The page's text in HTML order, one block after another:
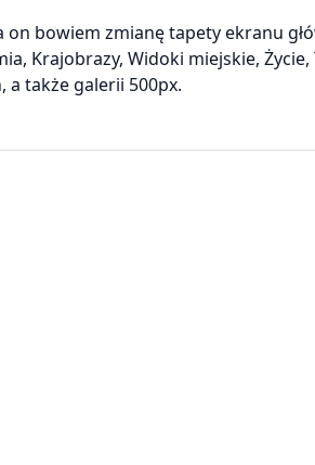
bowiem zmianę tapety ekranu
Krajobrazy, Widoki miejskie, Życie,
a także galerii 500px.